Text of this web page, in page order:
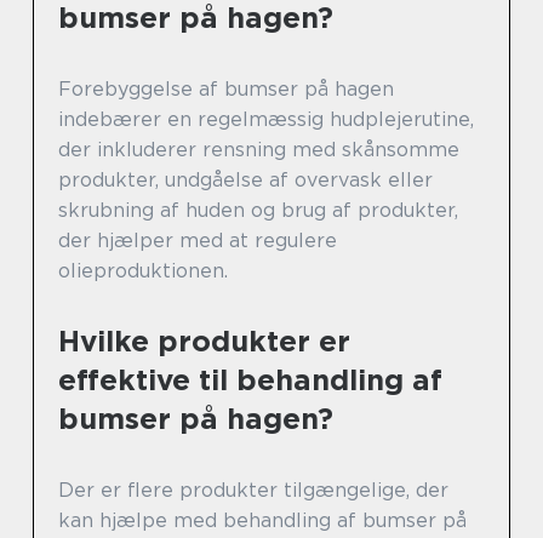
bumser på hagen?
Forebyggelse af bumser på hagen
indebærer en regelmæssig hudplejerutine,
der inkluderer rensning med skånsomme
produkter, undgåelse af overvask eller
skrubning af huden og brug af produkter,
der hjælper med at regulere
olieproduktionen.
Hvilke produkter er
effektive til behandling af
bumser på hagen?
Der er flere produkter tilgængelige, der
kan hjælpe med behandling af bumser på